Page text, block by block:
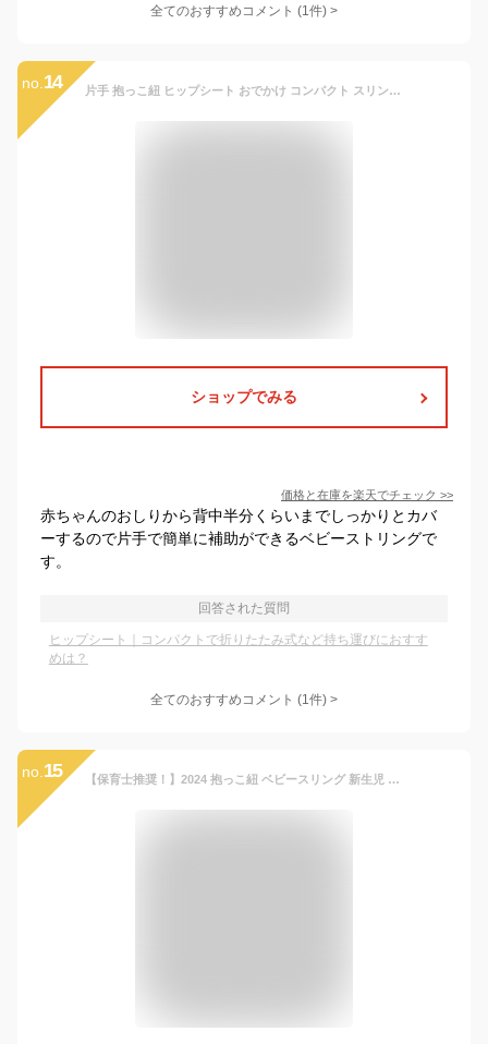
全てのおすすめコメント (1件) >
no. 14 片手 抱っこ紐 ヒップシート おでかけ コンパクト スリング だっこひも 丸洗い キッズ 出産祝い お祝い 0歳 1歳 2歳 3歳 新生児 ベビー 赤ちゃん 子供 パパママ 急な抱っこ 折りたためる ぐっすり抱っこ紐 プレゼント
ショップでみる
価格と在庫を楽天でチェック >>
赤ちゃんのおしりから背中半分くらいまでしっかりとカバ
ーするので片手で簡単に補助ができるベビーストリングで
す。
回答された質問
ヒップシート｜コンパクトで折りたたみ式など持ち運びにおすす
めは？
全てのおすすめコメント (1件) >
no. 15 【保育士推奨！】2024 抱っこ紐 ベビースリング 新生児 2歳 5歳 簡単 軽量 コンパクト 座る ヒップシート メッシュ スリング 横抱き 折りたたみ 斜めがけ 蒸れない 30kg 抱っこ 軽い 保育士 幼児 春 夏 秋 冬 メール便